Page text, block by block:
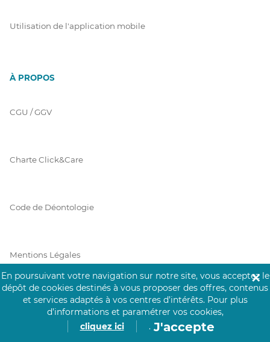
Utilisation de l'application mobile
À PROPOS
CGU / GGV
Charte Click&Care
Code de Déontologie
Mentions Légales
Prérequis Click&Care
En poursuivant votre navigation sur notre site, vous acceptez le
dépôt de cookies destinés à vous proposer des offres, contenus
et services adaptés à vos centres d’intérêts. Pour plus
d’informations et paramétrer vos cookies,
cliquez ici
. J'accepte
✕